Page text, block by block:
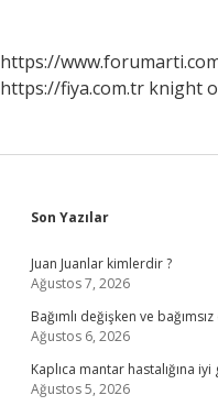
https://
https://fiya.com.tr knight
Sidebar
Son Yazılar
Juan Juanlar kimlerdir ?
Ağustos 7, 2026
Bağımlı değişken ve
Ağustos 6, 2026
Kaplıca mantar hastalığına iyi
Ağustos 5, 2026